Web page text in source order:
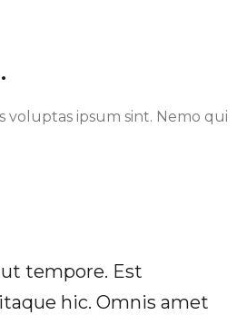
ipsum sint. Nemo qui
tempore. Est
hic. Omnis amet